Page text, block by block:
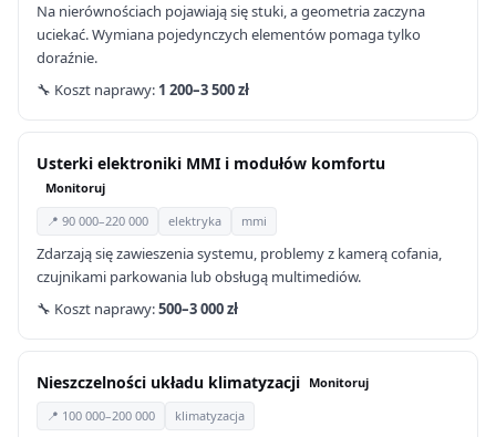
Na nierównościach pojawiają się stuki, a geometria zaczyna
uciekać. Wymiana pojedynczych elementów pomaga tylko
doraźnie.
🔧 Koszt naprawy: 1 200–3 500 zł
Usterki elektroniki MMI i modułów komfortu
Monitoruj
📍 90 000–220 000
elektryka mmi
Zdarzają się zawieszenia systemu, problemy z kamerą cofania,
czujnikami parkowania lub obsługą multimediów.
🔧 Koszt naprawy:500–3 000 zł
Nieszczelności układu klimatyzacji Monitoruj
📍 100 000–200 000 klimatyzacja